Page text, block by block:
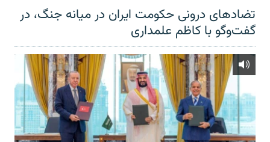
تضادهای درونی حکومت ایران در میانه جنگ، در
گفت‌‌وگو با کاظم علمداری